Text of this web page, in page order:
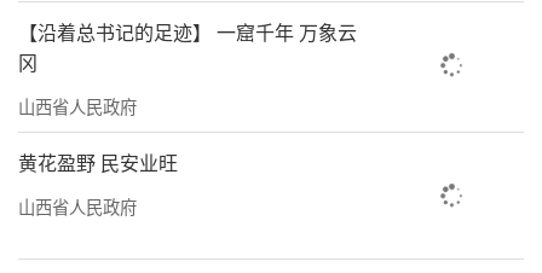
【沿着总书记的足迹】 一窟千年 万象云
冈
山西省人民政府
黄花盈野 民安业旺
山西省人民政府